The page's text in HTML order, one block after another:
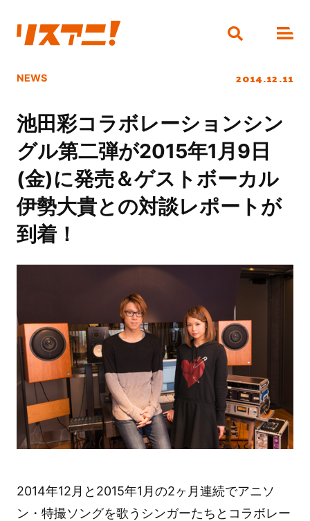
NEWS 2014.12.11
池田彩コラボレーションシン
グル第二弾が2015年1月9日
(金)に発売＆ゲストボーカル
伊勢大貴との対談レポートが
到着！
2014年12月と2015年1月の2ヶ月連続でアニソ
ン・特撮ソングを歌うシンガーたちとコラボレー